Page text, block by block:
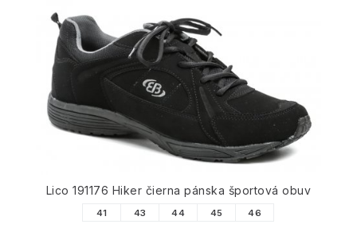
Lico 191176 Hiker čierna pánska športová obuv
41 43 44 45 46